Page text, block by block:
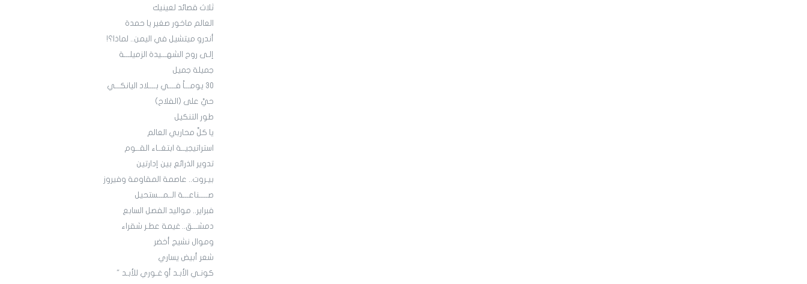
ثلاث قصائد لعينيك
العالم ماخور صغير يا حمدة
أندرو ميتشيل في اليمن.. لماذا؟!
إلـى روح الشهـــيدة الزميلـــة
جميلة جميل
30 يومـــاً فــــي بــــلاد اليانكـــي
حيَّ على (الفلاح)
طور التنكيل
يا كلَّ محاربي العالم
استراتيجيــة ابتغــاء القــوم
تدوير الذرائع بين إدارتين
بيـروت.. عاصمة المقاومة وفيروز
صـــــناعـــة الــمـــستحيل
فبراير.. مواليد الفصل السابع
دمشـــق.. غيمة عطـر شقراء
وموال نشيج أخضر
شعر أبيض يساري
كونـي الأبـد أو غـوري للأبـد "